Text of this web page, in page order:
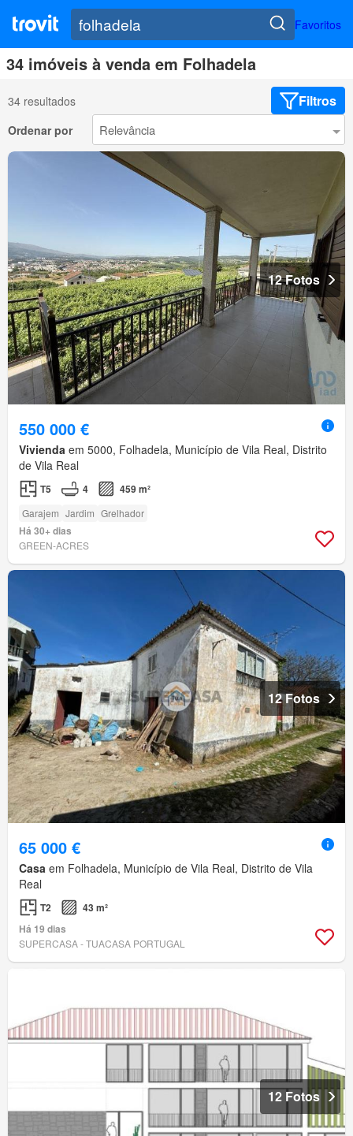
Favoritos
34 imóveis à venda em Folhadela
34 resultados Filtros
Ordenar por
12 Fotos
550 000 €
Vivienda em 5000, Folhadela, Município de Vila Real, Distrito
de Vila Real
T5 4 459 m²
Garajem Jardim Grelhador
Há 30+ dias
GREEN-ACRES
12 Fotos
65 000 €
Casa em Folhadela, Município de Vila Real, Distrito de Vila
Real
T2
43 m²
Há 19 dias
SUPERCASA - TUACASA PORTUGAL
12 Fotos